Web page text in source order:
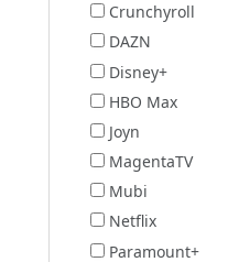
Crunchyroll
DAZN
Disney+
HBO Max
Joyn
MagentaTV
Mubi
Netflix
Paramount+